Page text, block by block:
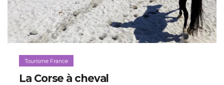
Tourisme France
La Corse à cheval